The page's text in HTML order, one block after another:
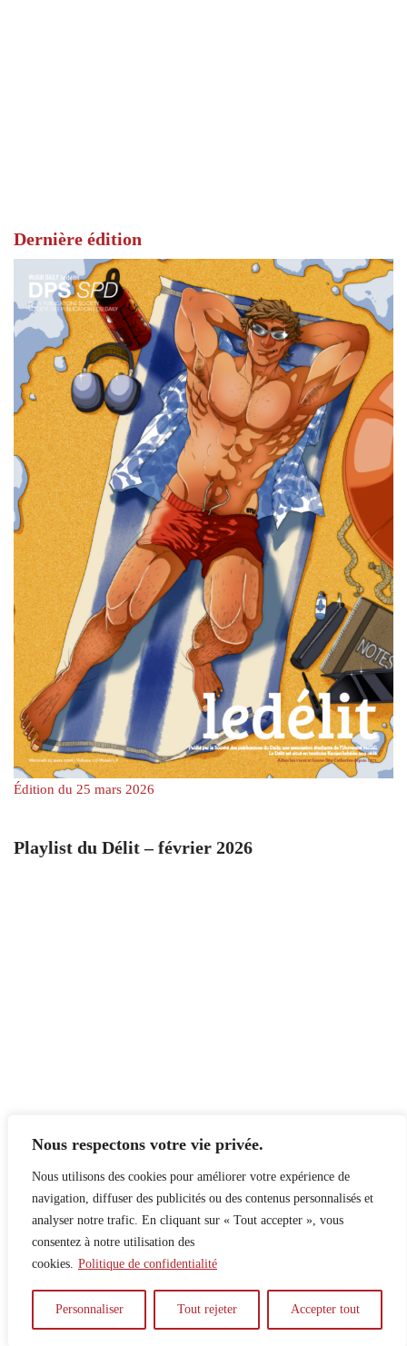
Nous respectons votre vie privée.
Nous utilisons des cookies pour améliorer votre expérience de
navigation, diffuser des publicités ou des contenus personnalisés et
analyser notre trafic. En cliquant sur « Tout accepter », vous
consentez à notre utilisation des
cookies. Politique de confidentialité
Personnaliser Tout rejeter Accepter tout
Dernière édition
Édition du 25 mars 2026
Playlist du Délit – février 2026